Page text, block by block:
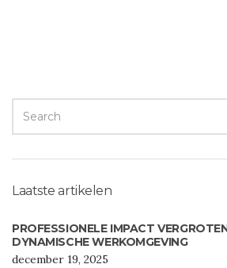
SEARCH
FOR:
Laatste artikelen
PROFESSIONELE IMPACT
DYNAMISCHE WERKOMGEVING
december 19, 2025